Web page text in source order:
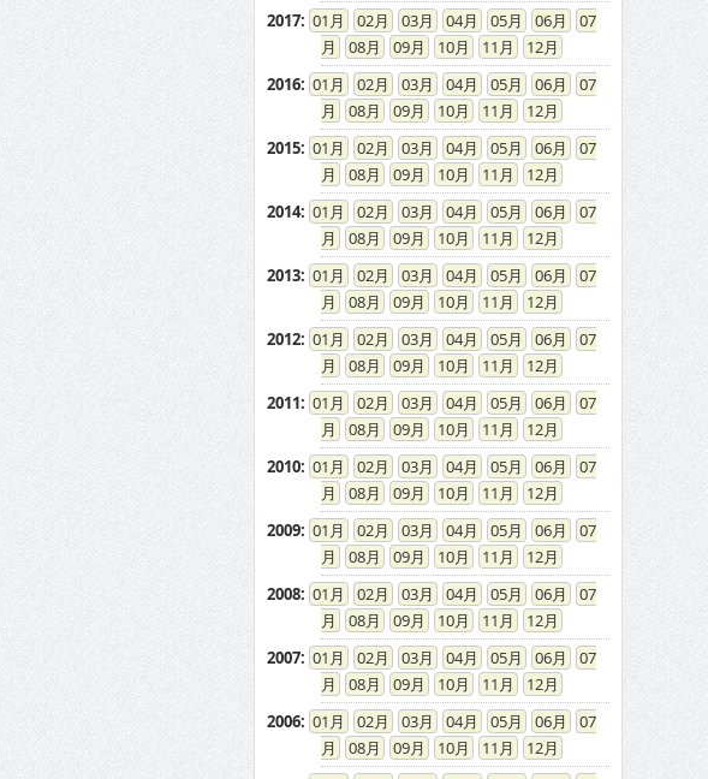
2017: 01 02 03 04 05 06
07
08
09 10 11
12
2016: 01 02 03 04 05 06
07
08
09 10 11
12
2015: 01 02 03 04 05 06
07
08
09 10 11
12
2014: 01 02 03 04 05 06
07
08
09 10 11
12
2013: 01 02 03 04 05 06
07
08
09 10 11
12
2012: 01 02 03 04 05 06
07
08
09 10 11
12
2011: 01 02 03 04 05 06
07
08
09 10 11
12
2010: 01 02 03 04 05 06
07
08
09 10 11
12
2009: 01 02 03 04 05 06
07
08
09 10 11
12
2008: 01 02 03 04 05 06
07
08
09 10 11
12
2007: 01 02 03 04 05 06
07
08
09 10 11
12
2006: 01 02 03 04 05 06
07
08
09 10 11
12